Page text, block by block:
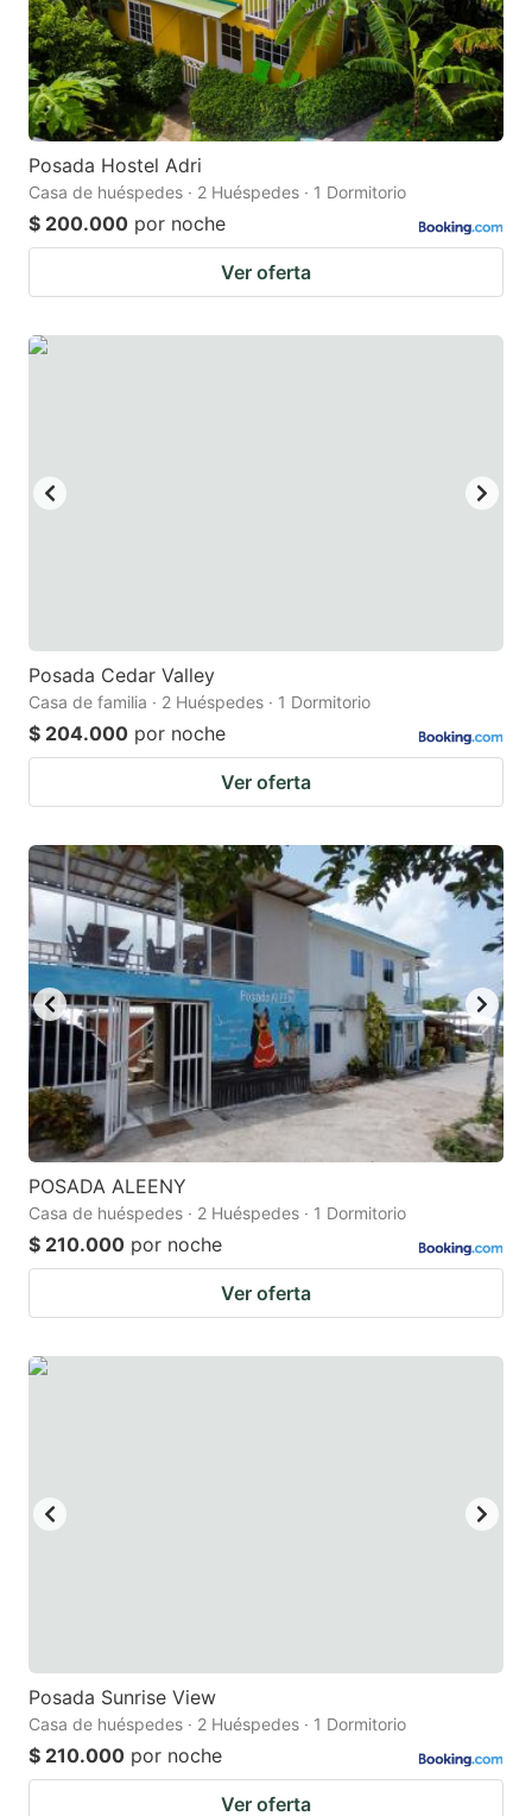
to
get
the
keyboard
shortcuts
for
changing
to
get
the
keyboard
for
changing
Posada Hostel Adri
Casa de huéspedes · 2 Huéspedes · 1 Dormitorio
$ 200.000 por noche
Ver oferta
Posada Cedar Valley
Casa de familia · 2 Huéspedes · 1 Dormitorio
$ 204.000 por noche
Ver oferta
POSADA ALEENY
Casa de huéspedes · 2 Huéspedes · 1 Dormitorio
$ 210.000 por noche
Ver oferta
Posada Sunrise View
Casa de huéspedes · 2 Huéspedes · 1 Dormitorio
$ 210.000 por noche
Ver oferta